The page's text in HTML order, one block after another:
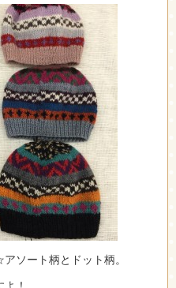
ソート柄とドット柄。